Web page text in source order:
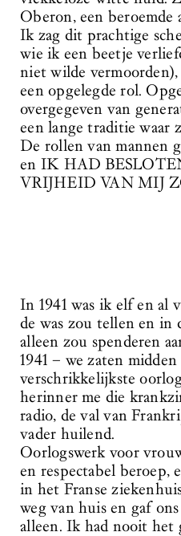
Oberon, een
Ik zag dit prachtige
wie ik een beetje
niet wilde
een opgelegde rol.
overgegeven van
een lange traditie waar
De rollen van mannen
en IK HAD
VRIJHEID VAN MIJ
In 1941 was ik elf en al
de was zou tellen en in
alleen zou spenderen
1941 – we zaten
verschrikkelijkste
herinner me die
radio, de val van
vader huilend.
Oorlogswerk voor
en respectabel beroep,
in het Franse
weg van huis en gaf
alleen. Ik had nooit het